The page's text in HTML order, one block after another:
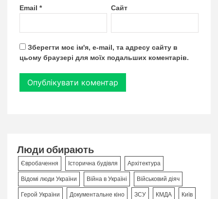
Email * Сайт
Зберегти моє ім'я, e-mail, та адресу сайту в
цьому браузері для моїх подальших коментарів.
Люди обирають
Євробачення Історична будівля Архітектура
Відомі люди України Війна в Україні Військовий діяч
Герой України Документальне кіно ЗСУ КМДА Київ